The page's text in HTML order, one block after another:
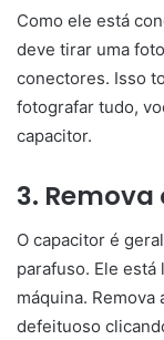
Como ele está
deve tirar uma
conectores. Isso
fotografar tudo,
capacitor.
3.
O capacitor é
parafuso. Ele
máquina.
defeituoso